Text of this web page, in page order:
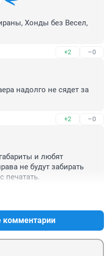
Хонды без Весел,
+2 –0
надолго не сядет за
+2 –0
и любят
не будут забирать
печатать.
комментарии